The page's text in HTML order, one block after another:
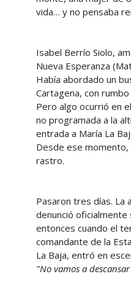
vida… y no pensaba
Isabel Berrío Siolo,
Nueva Esperanza
Había abordado un
Cartagena, con rumbo
Pero algo ocurrió en
no programada a la
entrada a María La
Desde ese
rastro.
Pasaron tres días. La
denunció oficialmente
entonces cuando el
comandante de la
La Baja, entró en
"No vamos a